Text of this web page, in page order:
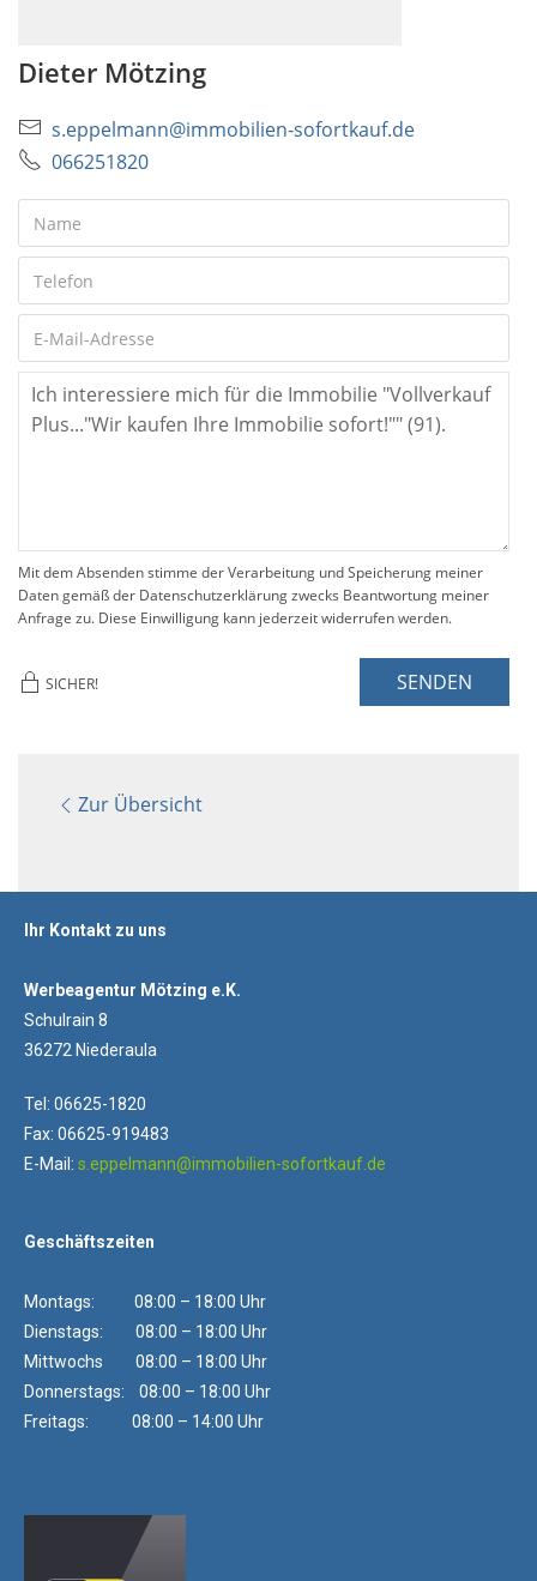
Dieter Mötzing
s.eppelmann@immobilien-sofortkauf.de
066251820
Mit dem Absenden stimme der Verarbeitung und Speicherung meiner
Daten gemäß der Datenschutzerklärung zwecks Beantwortung meiner
Anfrage zu. Diese Einwilligung kann jederzeit widerrufen werden.
SICHER! SENDEN
Zur Übersicht
Ihr Kontakt zu uns
Werbeagentur Mötzing e.K.
Schulrain 8
36272 Niederaula
Tel: 06625-1820
Fax: 06625-919483
E-Mail: s.eppelmann@immobilien-sofortkauf.de
Geschäftszeiten
Montags: 08:00 – 18:00 Uhr
Dienstags: 08:00 – 18:00 Uhr
Mittwochs 08:00 – 18:00 Uhr
Donnerstags: 08:00 – 18:00 Uhr
Freitags: 08:00 – 14:00 Uhr